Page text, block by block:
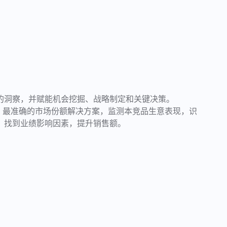
察，并赋能机会挖掘、战略制定和关键决策。
准确的市场份额解决方案，监测本竞品生意表现，识
到业绩影响因素，提升销售额。